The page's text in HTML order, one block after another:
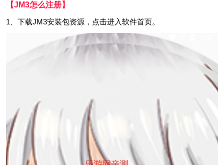
【JM3怎么注册】
1、下载JM3安装包资源，点击进入软件首页。